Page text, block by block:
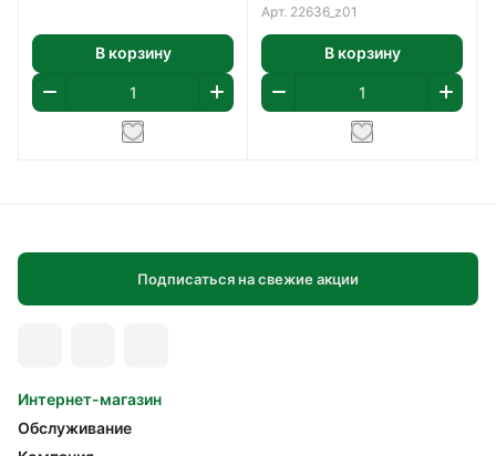
В корзину
Арт. 22636_z01
В корзину
Подписаться на свежие акции
Интернет-магазин
Обслуживание